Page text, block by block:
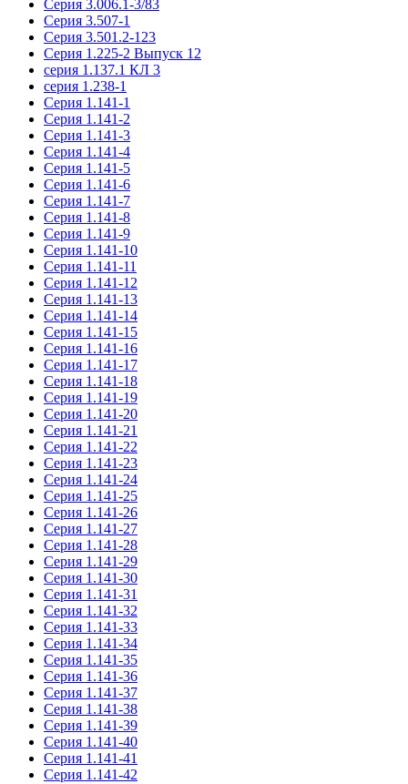
Серия 3.006.1-3/83
Серия 3.507-1
Серия 3.501.2-123
Серия 1.225-2 Выпуск 12
серия 1.137.1 КЛ 3
серия 1.238-1
Серия 1.141-1
Серия 1.141-2
Серия 1.141-3
Серия 1.141-4
Серия 1.141-5
Серия 1.141-6
Серия 1.141-7
Серия 1.141-8
Серия 1.141-9
Серия 1.141-10
Серия 1.141-11
Серия 1.141-12
Серия 1.141-13
Серия 1.141-14
Серия 1.141-15
Серия 1.141-16
Серия 1.141-17
Серия 1.141-18
Серия 1.141-19
Серия 1.141-20
Серия 1.141-21
Серия 1.141-22
Серия 1.141-23
Серия 1.141-24
Серия 1.141-25
Серия 1.141-26
Серия 1.141-27
Серия 1.141-28
Серия 1.141-29
Серия 1.141-30
Серия 1.141-31
Серия 1.141-32
Серия 1.141-33
Серия 1.141-34
Серия 1.141-35
Серия 1.141-36
Серия 1.141-37
Серия 1.141-38
Серия 1.141-39
Серия 1.141-40
Серия 1.141-41
Серия 1.141-42